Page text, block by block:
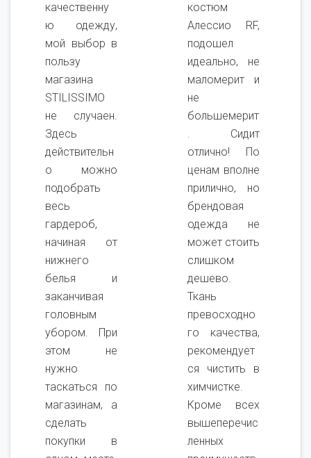
качественну
ю одежду,
мой выбор в
пользу
магазина
STILISSIMO
не случаен.
Здесь
действительн
о можно
подобрать
весь
гардероб,
начиная от
нижнего
белья и
заканчивая
головным
убором. При
этом не
нужно
таскаться по
магазинам, а
сделать
покупки в
костюм
Алессио RF,
подошел
идеально, не
маломерит и
не
большемерит
. Сидит
отлично! По
ценам вполне
прилично, но
брендовая
одежда не
может стоить
слишком
дешево.
Ткань
превосходно
го качества,
рекомендует
ся чистить в
химчистке.
Кроме всех
вышеперечис
ленных